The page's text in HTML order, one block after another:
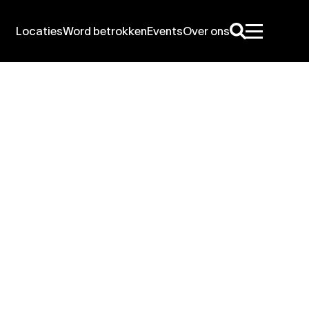
LocatiesWord betrokkenEventsOver ons